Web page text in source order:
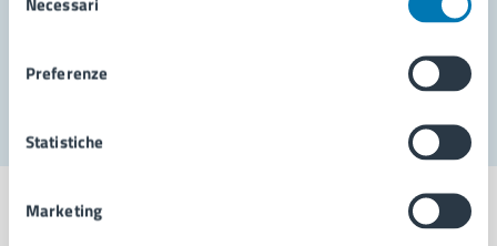
del
Preferenze
Statistiche
Marketing
Segnala disservizio